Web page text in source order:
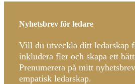
Nyhetsbrev för ledare
Vill du utveckla ditt ledarskap
inkludera fler och skapa ett
Prenumerera på mitt
empatisk ledarskap.